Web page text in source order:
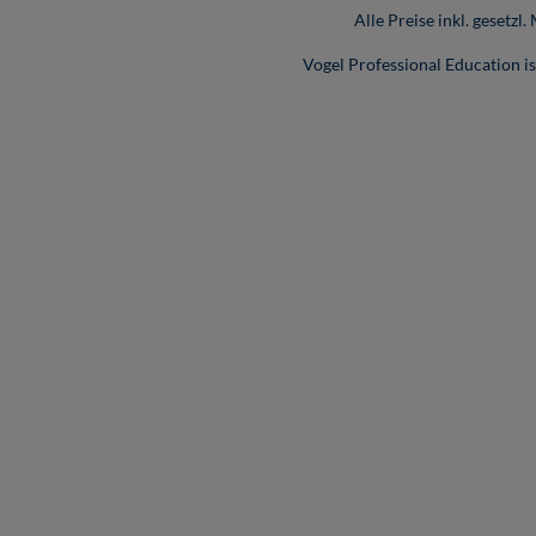
Alle Preise inkl.
Vogel Professional Education